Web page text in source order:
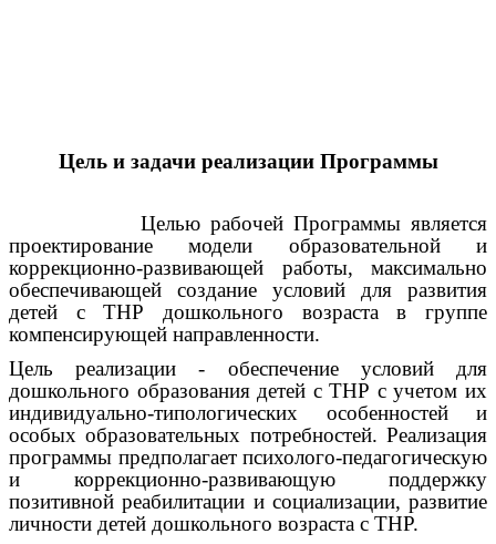
Цель и задачи реализации Программы
Целью рабочей Программы является
проектирование модели образовательной и
коррекционно-развивающей работы, максимально
обеспечивающей создание условий для развития
детей с ТНР дошкольного возраста в группе
компенсирующей направленности.
Цель реализации - обеспечение условий для
дошкольного образования детей с ТНР с учетом их
индивидуально-типологических особенностей и
особых образовательных потребностей. Реализация
программы предполагает психолого-педагогическую
и коррекционно-развивающую поддержку
позитивной реабилитации и социализации, развитие
личности детей дошкольного возраста с ТНР.